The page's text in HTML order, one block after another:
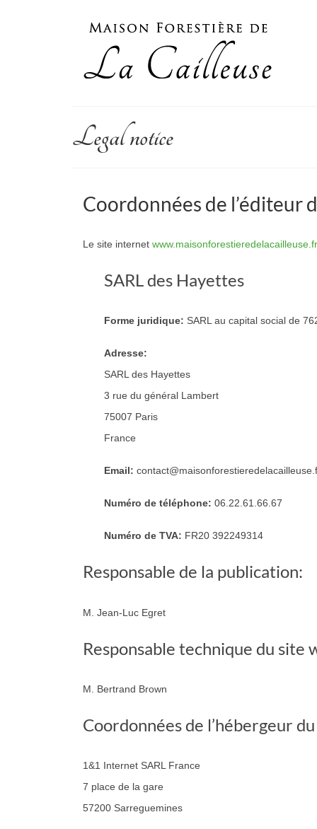
Legal notice
Coordonnées de l’éditeur
Le site internet www.maisonforestieredelacailleuse.fr
SARL des Hayettes
Forme juridique: SARL au capital social de
Adresse:
SARL des Hayettes
3 rue du général Lambert
75007 Paris
France
Email:
Numéro de téléphone: 06.22.61.66.67
Numéro de TVA: FR20 392249314
Responsable de la publication:
M. Jean-Luc Egret
Responsable technique du site
M. Bertrand Brown
Coordonnées de l’hébergeur
1&1 Internet SARL France
7 place de la gare
57200 Sarreguemines